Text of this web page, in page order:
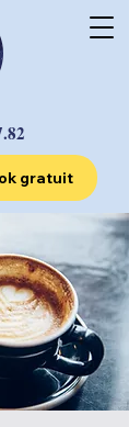
gratuit